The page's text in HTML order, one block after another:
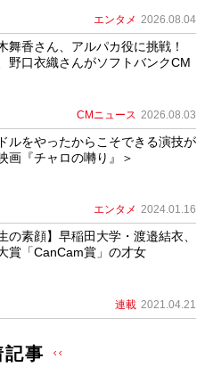
エンタメ 2026.08.04
舞香さん、アルパカ役に挑戦！
野口衣織さんがソフトバンクCM
CMニュース 2026.08.03
ルをやったからこそできる演技が
画『チャロの囀り』＞
エンタメ 2024.01.16
の素顔】早稲田大学・渡邉結衣、
賞「CanCam賞」の才女
連載 2021.04.21
記事